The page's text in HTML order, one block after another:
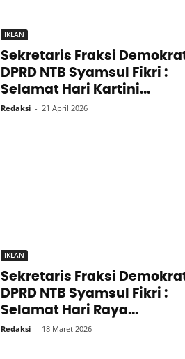
IKLAN
Sekretaris Fraksi
DPRD NTB Syamsul Fikri :
Selamat Hari Kartini...
Redaksi - 21 April 2026
IKLAN
Sekretaris Fraksi
DPRD NTB Syamsul Fikri :
Selamat Hari Raya...
Redaksi - 18 Maret 2026